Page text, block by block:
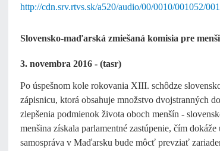
http://cdn.srv.rtvs.sk/a520/audio/00/0010/001052/
Slovensko-maďarská zmiešaná komisia pre
3. novembra 2016 - (tasr)
Po úspešnom kole rokovania XIII. schôdze
zápisnicu, ktorá obsahuje množstvo dvojstranných
zlepšenia podmienok života oboch menšín -
menšina získala parlamentné zastúpenie, čím
samospráva v Maďarsku bude môcť prevziať